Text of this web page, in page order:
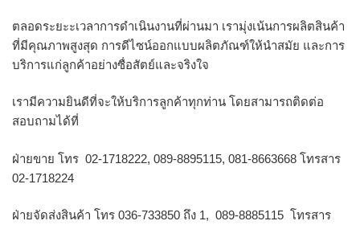
ตลอดระยะะเวลาการดำเนินงานที่ผ่านมา เรามุ่งเน้นการผลิตสินค้า
ที่มีคุณภาพสูงสุด การดีไซน์ออกแบบผลิตภัณฑ์ให้นำสมัย และการ
บริการแก่ลูกค้าอย่างซื่อสัตย์และจริงใจ
เรามีความยินดีที่จะให้บริการลูกค้าทุกท่าน โดยสามารถติดต่อ
สอบถามได้ที่
ฝ่ายขาย โทร 02-1718222, 089-8895115, 081-8663668 โทรสาร
02-1718224
ฝ่ายจัดส่งสินค้า โทร 036-733850 ถึง 1, 089-8885115 โทรสาร